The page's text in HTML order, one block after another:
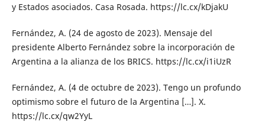
y Estados asociados. Casa Rosada. https://lc.cx/kDjakU
Fernández, A. (24 de agosto de 2023). Mensaje del
presidente Alberto Fernández sobre la incorporación de
Argentina a la alianza de los BRICS. https://lc.cx/i1iUzR
Fernández, A. (4 de octubre de 2023). Tengo un profundo
optimismo sobre el futuro de la Argentina […]. X.
https://lc.cx/qw2YyL